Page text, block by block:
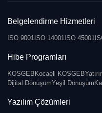
Belgelendirme Hizmetleri
ISO 9001 ISO 14001 ISO 45001
Hibe Programları
KOSGEB Kocaeli KOSGEB
Dijital DönüşümYeşil Dönüşüm
Yazılım Çözümleri